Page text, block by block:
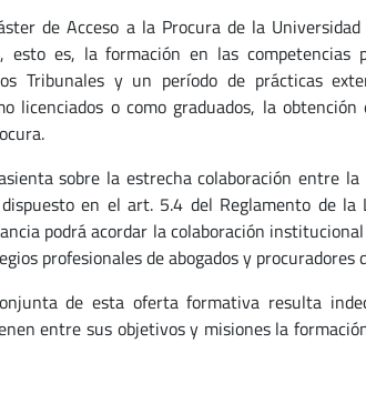
de Acceso a la Procura de la
esto es, la formación en las competencias
Tribunales y un período de prácticas
licenciados o como graduados, la
sobre la estrecha colaboración entre
en el art. 5.4 del Reglamento de
podrá acordar la colaboración
profesionales de abogados y
de esta oferta formativa resulta
entre sus objetivos y misiones la